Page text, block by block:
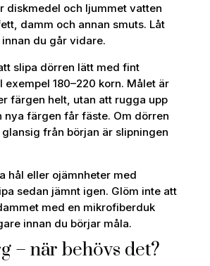
diskmedel och ljummet vatten
damm och annan smuts. Låt
du går vidare.
slipa dörren lätt med fint
exempel 180–220 korn. Målet är
färgen helt, utan att rugga upp
nya färgen får fäste. Om dörren
från början är slipningen
hål eller ojämnheter med
sedan jämnt igen. Glöm inte att
med en mikrofiberduk
innan du börjar måla.
– när behövs det?